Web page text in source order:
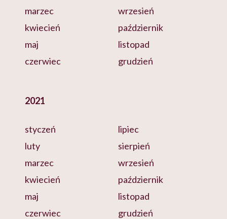
marzec
kwiecień
maj
czerwiec
wrzesień
październik
listopad
grudzień
2021
styczeń
luty
marzec
kwiecień
maj
czerwiec
lipiec
sierpień
wrzesień
październik
listopad
grudzień